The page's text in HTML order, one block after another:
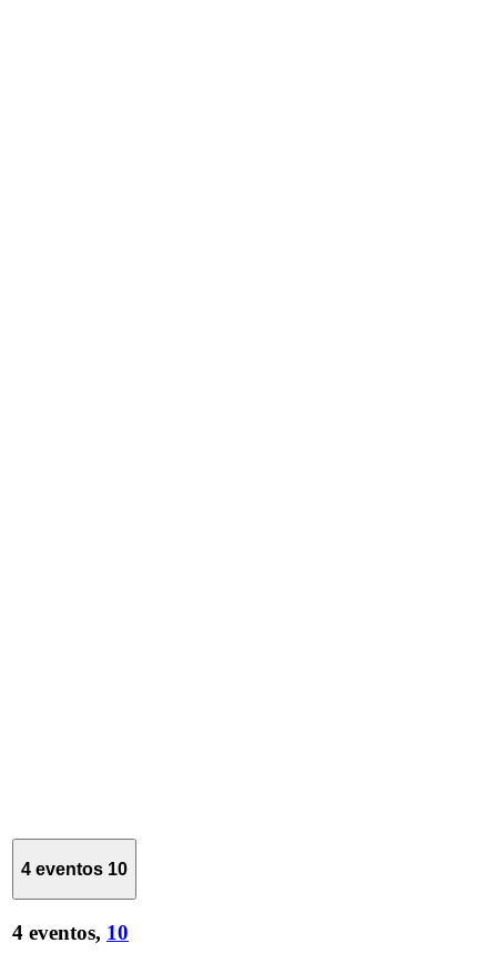
4 eventos 10
4 eventos, 10